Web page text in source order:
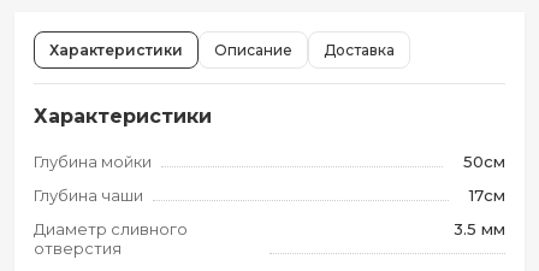
Характеристики Описание Доставка
Характеристики
Глубина мойки
50см
Глубина чаши
17см
Диаметр сливного
отверстия
3.5 мм